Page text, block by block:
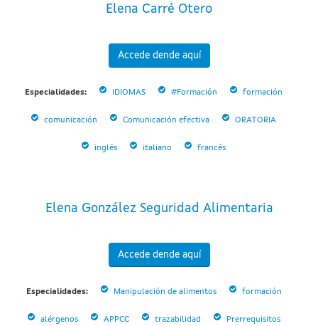
Elena Carré Otero
Accede dende aquí
Especialidades: IDIOMAS #Formación formación
comunicación Comunicación efectiva ORATORIA
inglés italiano francés
Elena González Seguridad Alimentaria
Accede dende aquí
Especialidades: Manipulación de alimentos formación
alérgenos APPCC trazabilidad Prerrequisitos